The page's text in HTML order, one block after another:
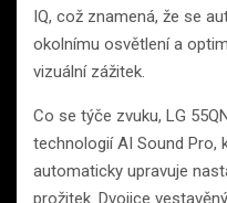
IQ, což znamená, že se
okolnímu osvětlení a
vizuální zážitek.
Co se týče zvuku, LG
technologií AI Sound Pro,
automaticky upravuje
prožitek. Dvojice